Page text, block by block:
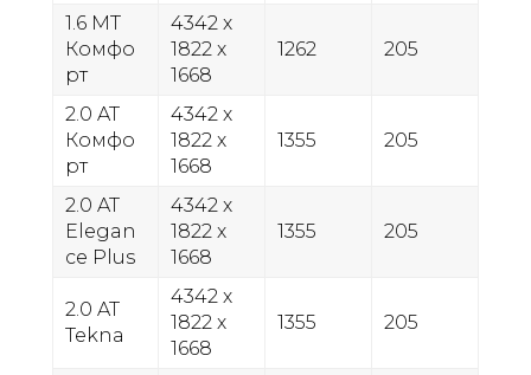
1.6 MT
Комфо
рт
4342 х
1822 х
1668
1262 205
2.0 AT
Комфо
рт
4342 х
1822 х
1668
1355 205
2.0 AT
Elegan
ce Plus
4342 х
1822 х
1668
1355 205
2.0 AT
Tekna
4342 х
1822 х
1668
1355 205